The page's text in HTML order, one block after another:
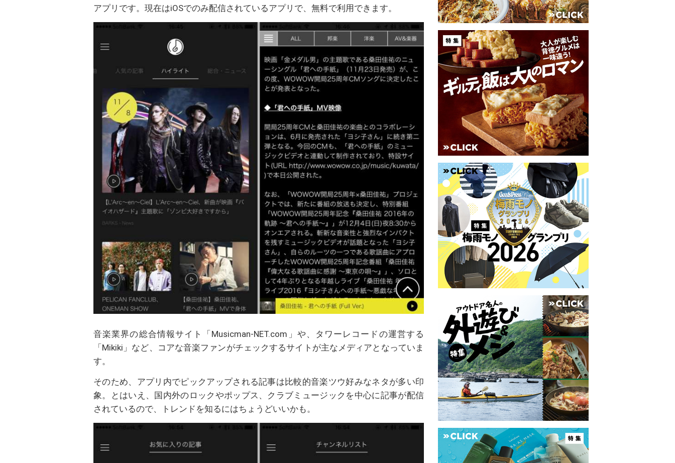
アプリです。現在はiOSでのみ配信されているアプリで、無料で利用できます。
音楽業界の総合情報サイト「Musicman-NET.com」や、タワーレコードの運営する
「Mikiki」など、コアな音楽ファンがチェックするサイトが主なメディアとなっていま
す。
そのため、アプリ内でピックアップされる記事は比較的音楽ツウ好みなネタが多い印
象。とはいえ、国内外のロックやポップス、クラブミュージックを中心に記事が配信
されているので、トレンドを知るにはちょうどいいかも。